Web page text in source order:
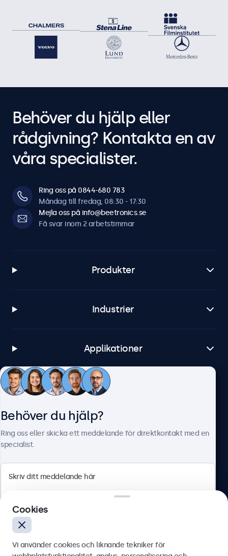
Behöver du hjälp eller
rådgivning? Kontakta en av
våra specialister.
Ring oss på 0844-680 783
Måndag till fredag, 08:30 - 17:30
Mejla oss på info@beetronics.se
Få svar inom 2 arbetstimmar
Produkter
Industrier
Applikationer
Kundtjänst
Olof Palmesgata 29, Stockholm, 111 22, Sverige
Svenska
Behöver du hjälp?
Ring oss eller skicka ett meddelande för direktkontakt med en
specialist.
Cookies
Vi använder cookies och liknande tekniker för